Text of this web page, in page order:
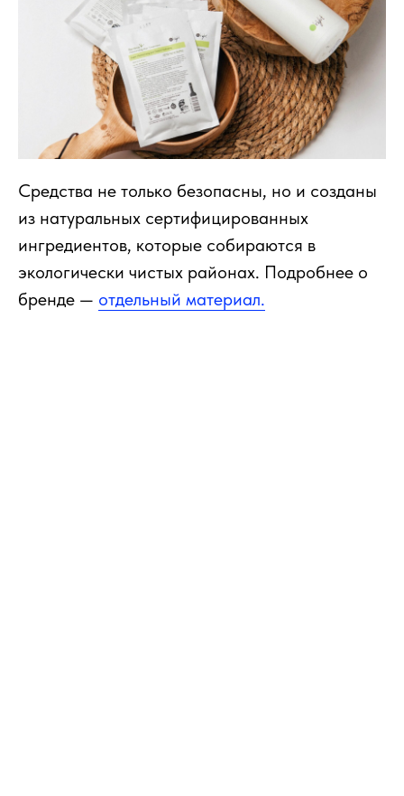
Средства не только безопасны, но и созданы
из натуральных сертифицированных
ингредиентов, которые собираются в
экологически чистых районах. Подробнее о
бренде — отдельный материал.